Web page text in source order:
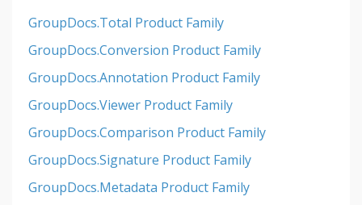
GroupDocs.Total Product Family
GroupDocs.Conversion Product Family
GroupDocs.Annotation Product Family
GroupDocs.Viewer Product Family
GroupDocs.Comparison Product Family
GroupDocs.Signature Product Family
GroupDocs.Metadata Product Family